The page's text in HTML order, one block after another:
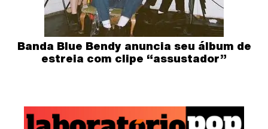
Banda Blue Bendy anuncia seu álbum de
estreia com clipe “assustador”